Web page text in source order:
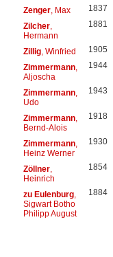
Zenger, Max 1837
Zilcher,
Hermann
1881
Zillig, Winfried 1905
Zimmermann,
Aljoscha
1944
Zimmermann,
Udo
1943
Zimmermann,
Bernd-Alois
1918
Zimmermann,
Heinz Werner
1930
Zöllner,
Heinrich
1854
zu Eulenburg,
Sigwart Botho
Philipp August
1884